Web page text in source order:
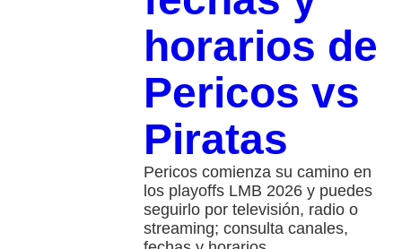
horarios de
Pericos vs
Piratas
Pericos comienza su camino en
los playoffs LMB 2026 y puedes
seguirlo por televisión, radio o
streaming; consulta canales,